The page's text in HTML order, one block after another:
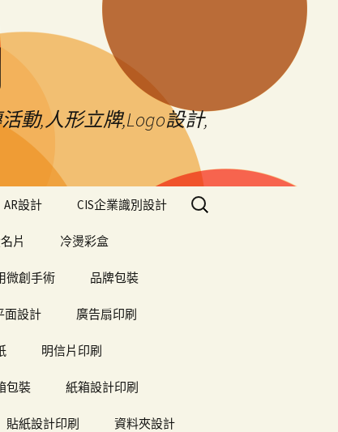
動,人形立牌,Logo設計,
AR設計 CIS企業識別設計
片 冷燙彩盒
微創手術 品牌包裝
面設計 廣告扇印刷
明信片印刷
包裝 紙箱設計印刷
貼紙設計印刷 資料夾設計
搜
尋